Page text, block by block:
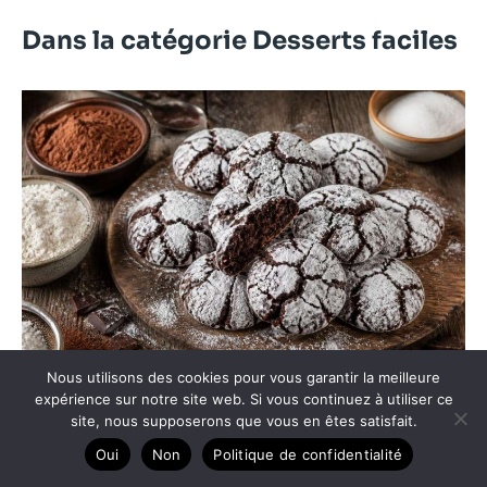
Dans la catégorie Desserts faciles
Crinkles au chocolat : recette délicieuse et facile
Nous utilisons des cookies pour vous garantir la meilleure
expérience sur notre site web. Si vous continuez à utiliser ce
site, nous supposerons que vous en êtes satisfait.
Oui
Non Politique de confidentialité